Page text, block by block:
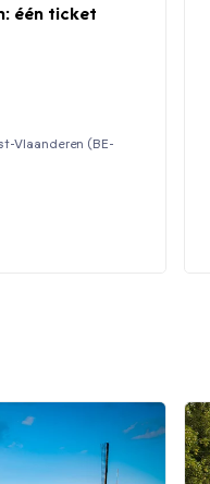
één ticket
Vlaanderen (BE-